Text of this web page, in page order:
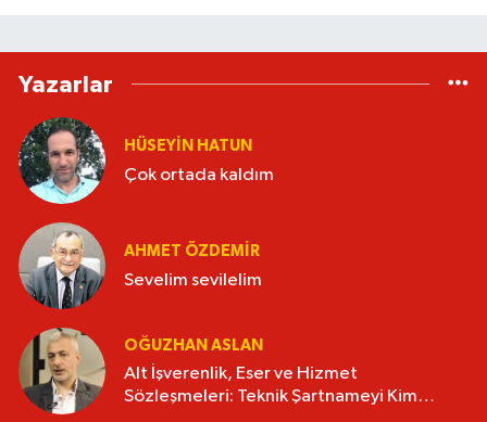
Yazarlar
HÜSEYIN HATUN
Çok ortada kaldım
AHMET ÖZDEMIR
Sevelim sevilelim
OĞUZHAN ASLAN
Alt İşverenlik, Eser ve Hizmet
Sözleşmeleri: Teknik Şartnameyi Kim